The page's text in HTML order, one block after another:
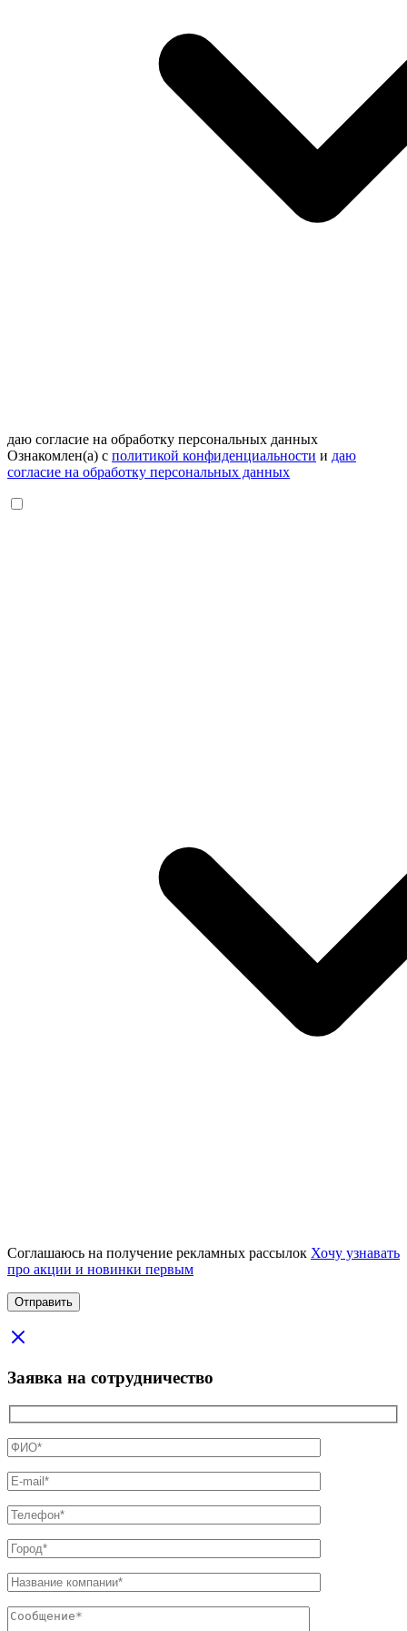
даю согласие на обработку персональных данных
Ознакомлен(а) с политикой конфиденциальности и даю
согласие на обработку персональных данных
Соглашаюсь на получение рекламных рассылок Хочу узнавать
про акции и новинки первым
Заявка на сотрудничество